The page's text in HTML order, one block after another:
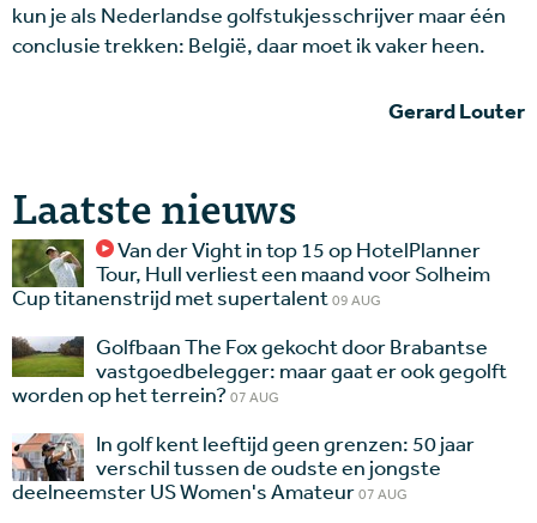
kun je als Nederlandse golfstukjesschrijver maar één
conclusie trekken: België, daar moet ik vaker heen.
Gerard Louter
Laatste nieuws
Van der Vight in top 15 op HotelPlanner
Tour, Hull verliest een maand voor Solheim
Cup titanenstrijd met supertalent09 AUG
Golfbaan The Fox gekocht door Brabantse
vastgoedbelegger: maar gaat er ook gegolft
worden op het terrein?07 AUG
In golf kent leeftijd geen grenzen: 50 jaar
verschil tussen de oudste en jongste
deelneemster US Women's Amateur07 AUG